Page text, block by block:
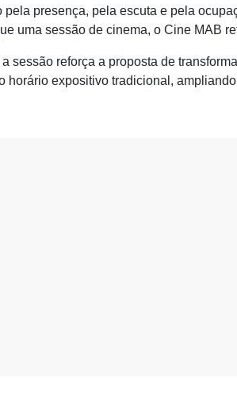
pela presença, pela escuta e pela
uma sessão de cinema, o Cine MAB
sessão reforça a proposta de
horário expositivo tradicional,